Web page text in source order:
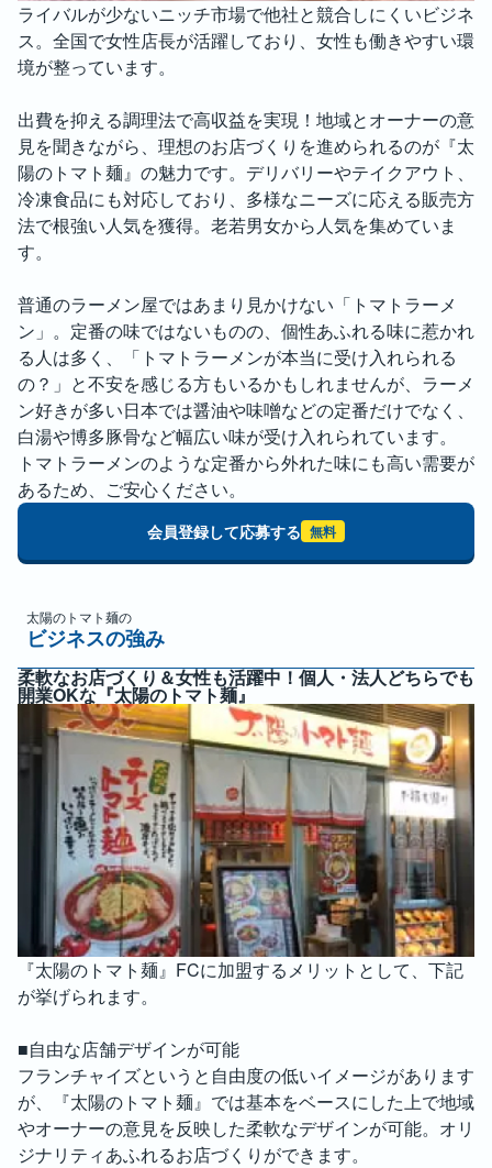
ライバルが少ないニッチ市場で他社と競合しにくいビジネ
ス。全国で女性店長が活躍しており、女性も働きやすい環
境が整っています。
出費を抑える調理法で高収益を実現！地域とオーナーの意
見を聞きながら、理想のお店づくりを進められるのが『太
陽のトマト麺』の魅力です。デリバリーやテイクアウト、
冷凍食品にも対応しており、多様なニーズに応える販売方
法で根強い人気を獲得。老若男女から人気を集めていま
す。
普通のラーメン屋ではあまり見かけない「トマトラーメ
ン」。定番の味ではないものの、個性あふれる味に惹かれ
る人は多く、「トマトラーメンが本当に受け入れられる
の？」と不安を感じる方もいるかもしれませんが、ラーメ
ン好きが多い日本では醤油や味噌などの定番だけでなく、
白湯や博多豚骨など幅広い味が受け入れられています。
トマトラーメンのような定番から外れた味にも高い需要が
あるため、ご安心ください。
会員登録して応募する 無料
太陽のトマト麺の
ビジネスの強み
柔軟なお店づくり＆女性も活躍中！個人・法人どちらでも
開業OKな『太陽のトマト麺』
『太陽のトマト麺』FCに加盟するメリットとして、下記
が挙げられます。
■自由な店舗デザインが可能
フランチャイズというと自由度の低いイメージがあります
が、『太陽のトマト麺』では基本をベースにした上で地域
やオーナーの意見を反映した柔軟なデザインが可能。オリ
ジナリティあふれるお店づくりができます。